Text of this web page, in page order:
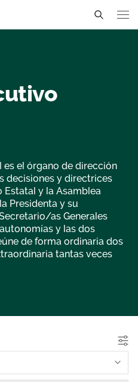
e independiente
el órgano de dirección
decisiones y directrices
Estatal y la Asamblea
Presidenta y su
as Generales
y las dos
de forma ordinaria dos
tantas veces